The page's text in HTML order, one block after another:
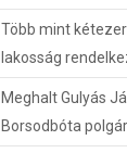
Több mint
lakosság
Meghalt Gulyás
Borsodbóta